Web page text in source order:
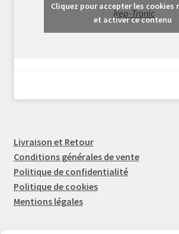
Rep-Tronic
Cliquez pour accepter les cookies
et activer ce contenu
Livraison et Retour
Conditions générales de vente
Politique de confidentialité
Politique de cookies
Mentions légales